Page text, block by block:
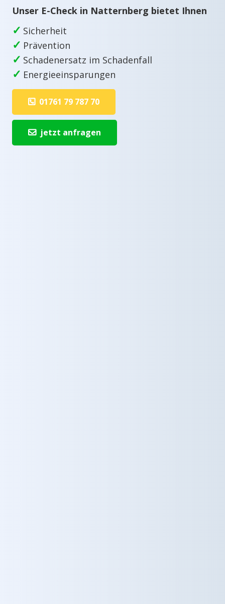
Unser E-Check in Natternberg bietet Ihnen
✓ Sicherheit
✓ Prävention
✓ Schadenersatz im Schadenfall
✓ Energieeinsparungen
01761 79 787 70
jetzt anfragen